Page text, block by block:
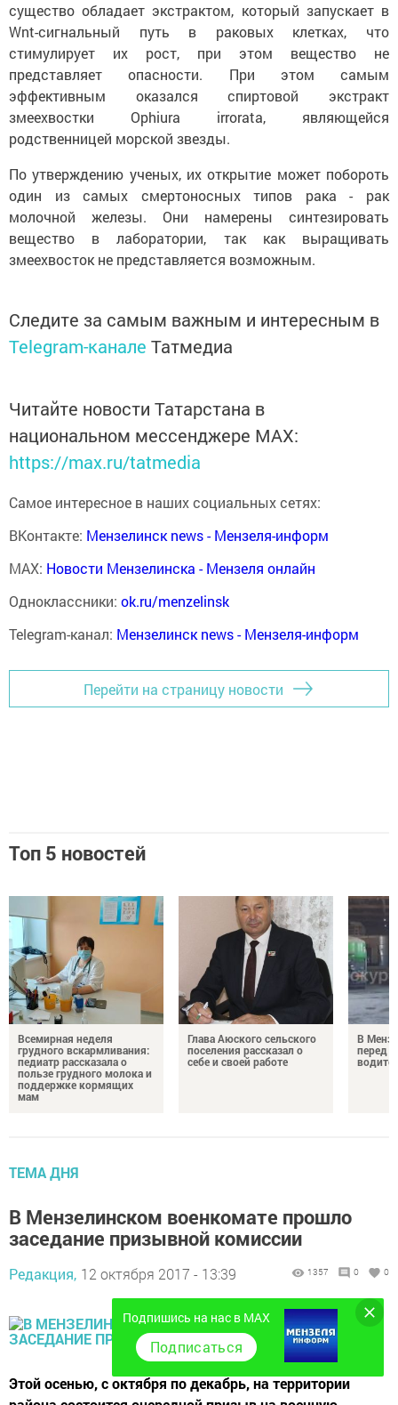
существо обладает экстрактом, который запускает в
Wnt-сигнальный путь в раковых клетках, что
стимулирует их рост, при этом вещество не
представляет опасности. При этом самым
эффективным оказался спиртовой экстракт
змеехвостки Ophiura irrorata, являющейся
родственницей морской звезды.
По утверждению ученых, их открытие может побороть
один из самых смертоносных типов рака - рак
молочной железы. Они намерены синтезировать
вещество в лаборатории, так как выращивать
змеехвосток не представляется возможным.
Следите за самым важным и интересным в
Telegram-канале Татмедиа
Читайте новости Татарстана в
национальном мессенджере MАХ:
https://max.ru/tatmedia
Самое интересное в наших социальных сетях:
ВКонтакте: Мензелинск news - Мензеля-информ
MAX: Новости Мензелинска - Мензеля онлайн
Одноклассники: ok.ru/menzelinsk
Telegram-канал: Мензелинск news - Мензеля-информ
Перейти на страницу новости
Топ 5 новостей
Всемирная неделя
грудного вскармливания:
педиатр рассказала о
пользе грудного молока и
поддержке кормящих
мам
Глава Аюского сельского
поселения рассказал о
себе и своей работе
В
перед
ТЕМА ДНЯ
В Мензелинском военкомате прошло
заседание призывной комиссии
Редакция, 12 октября 2017 - 13:39 1357 0 0
Этой осенью, с октября по декабрь, на территории
Подпишись на нас в MAX
Подписаться